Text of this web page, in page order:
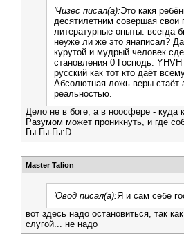
'Чизес писал(а):Это какя
десятилетним совершая свои
литературные опыты. всегда
неуже ли же это янаписал?
курутой и мудрый человек
становления 0 Господь.
русский как тот кто даёт
Абсолютная ложь веры стаёт
реальностью.
Дело не в боге, а в ноосфере - куда
Разумом может проникнуть, и где
Гы-Гы-Гы:D
Master Talion
'Овод писал(а):Я и сам себе
вот здесь надо остановиться, так
слугой... не надо